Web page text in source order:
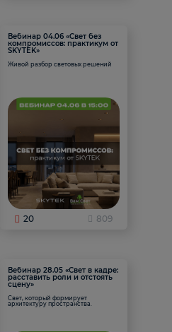
Вебинар 04.06 «Свет без
компромиссов: практикум от
SKYTEK»
Живой разбор световых решений
20 809
Вебинар 28.05 «Свет в кадре:
расставить роли и отстоять
сцену»
Свет, который формирует
архитектуру пространства.